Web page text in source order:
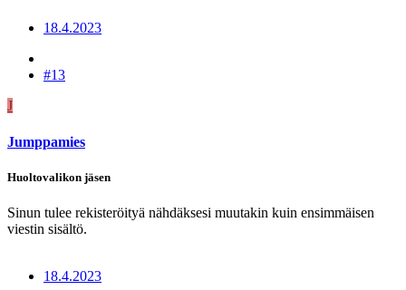
18.4.2023
#13
J
Jumppamies
Huoltovalikon jäsen
Sinun tulee rekisteröityä nähdäksesi muutakin kuin ensimmäisen
viestin sisältö.
18.4.2023